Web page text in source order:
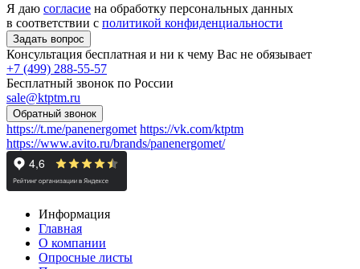
Я даю согласие на обработку персональных данных
в соответствии с политикой конфиденциальности
Консультация бесплатная и ни к чему Вас не обязывает
+7 (499) 288-55-57
Бесплатный звонок по России
sale@ktptm.ru
https://t.me/panenergomet https://vk.com/ktptm
https://www.avito.ru/brands/panenergomet/
Информация
Главная
О компании
Опросные листы